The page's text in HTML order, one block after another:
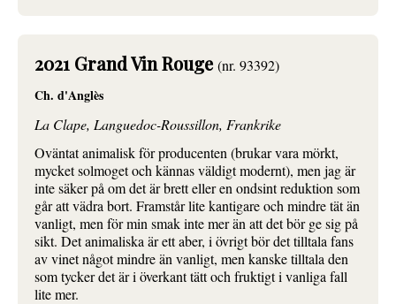
2021 Grand Vin Rouge (nr. 93392)
Ch. d'Anglès
La Clape, Languedoc-Roussillon, Frankrike
Oväntat animalisk för producenten (brukar vara mörkt,
mycket solmoget och kännas väldigt modernt), men jag är
inte säker på om det är brett eller en ondsint reduktion som
går att vädra bort. Framstår lite kantigare och mindre tät än
vanligt, men för min smak inte mer än att det bör ge sig på
sikt. Det animaliska är ett aber, i övrigt bör det tilltala fans
av vinet något mindre än vanligt, men kanske tilltala den
som tycker det är i överkant tätt och fruktigt i vanliga fall
lite mer.